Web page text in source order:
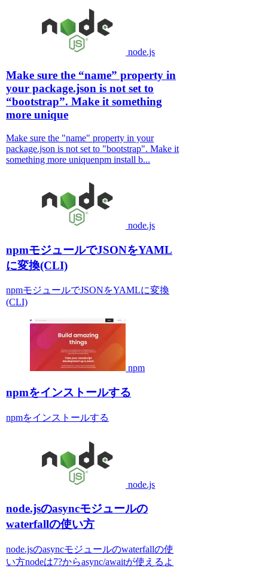
node.js
Make sure the “name” property in
your package.json is not set to
“bootstrap”. Make it something
more unique
Make sure the "name" property in your
package.json is not set to "bootstrap". Make it
something more uniquenpm install b...
node.js
npmモジュールでJSONをYAML
に変換(CLI)
npmモジュールでJSONをYAMLに変換
(CLI)
npm
npmをインストールする
npmをインストールする
node.js
node.jsのasyncモジュールの
waterfallの使い方
node.jsのasyncモジュールのwaterfallの使
い方nodeは7?からasync/awaitが使えるよ